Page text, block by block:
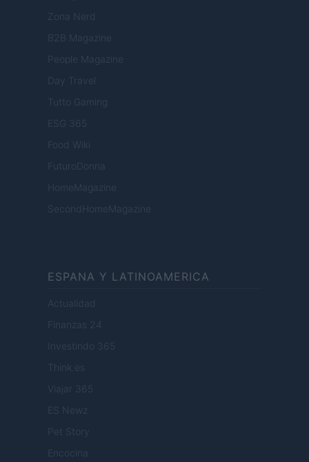
Zona Nerd
B2B Magazine
People Magazine
Day Travel
Tutto Gaming
ESG 365
Food Wiki
FuturoDonna
HomeMagazine
SecondHomeMagazine
ESPANA Y LATINOAMERICA
Actualidad
Finanzas 24
Investindo 365
Think.es
Viajar 365
ES Newz
Pet Story
Encocina